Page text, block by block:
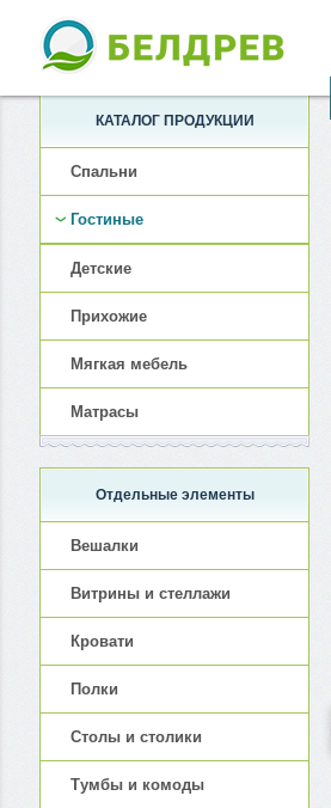
КАТАЛОГ ПРОДУКЦИИ
Спальни
Гостиные
Детские
Прихожие
Мягкая мебель
Матрасы
Отдельные элементы
Вешалки
Витрины и стеллажи
Кровати
Полки
Столы и столики
Тумбы и комоды